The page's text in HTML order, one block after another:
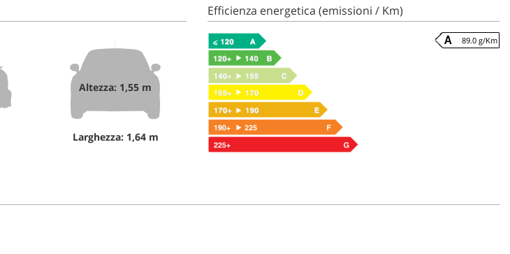
Altezza: 1,55 m
Larghezza: 1,64 m
Efficienza energetica (emissioni / Km)
89.0 g/Km